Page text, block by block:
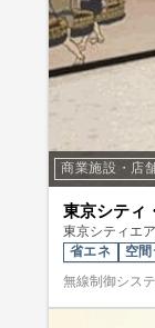
商業施設・店
東京シティ
東京シティエ
省エネ
空
無線制御シス